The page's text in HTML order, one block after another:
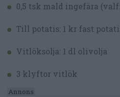
0,5 tsk mald ingefära
Till potatis: 1 kr fast
Vitlöksolja: 1 dl olivolja
3 klyftor vitlök